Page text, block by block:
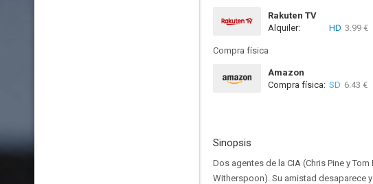
Rakuten TV
Alquiler:
HD 3.99 €
Compra física
Amazon
Compra física: SD 6.43 €
Sinopsis
Dos agentes de la CIA (Chris Pine y
Witherspoon). Su amistad desaparece